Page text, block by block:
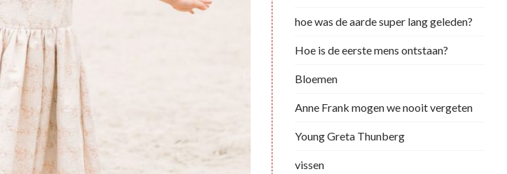
hoe was de aarde super lang geleden?
Hoe is de eerste mens ontstaan?
Bloemen
Anne Frank mogen we nooit vergeten
Young Greta Thunberg
vissen